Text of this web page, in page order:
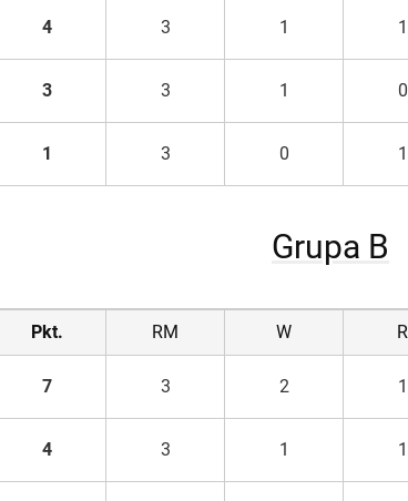
4 3 1 1
3 3 1 0
1 3 0 1
Grupa B
Pkt. RM W R
7 3 2 1
4 3 1 1